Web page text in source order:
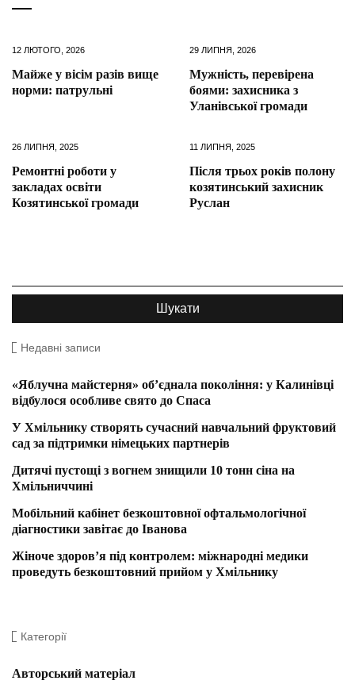
12 ЛЮТОГО, 2026
Майже у вісім разів вище
норми: патрульні
29 ЛИПНЯ, 2026
Мужність, перевірена
боями: захисника з
Уланівської громади
26 ЛИПНЯ, 2025
Ремонтні роботи у
закладах освіти
Козятинської громади
11 ЛИПНЯ, 2025
Після трьох років полону
козятинський захисник
Руслан
Недавні записи
«Яблучна майстерня» об’єднала покоління: у Калинівці
відбулося особливе свято до Спаса
У Хмільнику створять сучасний навчальний фруктовий
сад за підтримки німецьких партнерів
Дитячі пустощі з вогнем знищили 10 тонн сіна на
Хмільниччині
Мобільний кабінет безкоштовної офтальмологічної
діагностики завітає до Іванова
Жіноче здоров’я під контролем: міжнародні медики
проведуть безкоштовний прийом у Хмільнику
Категорії
Авторський матеріал